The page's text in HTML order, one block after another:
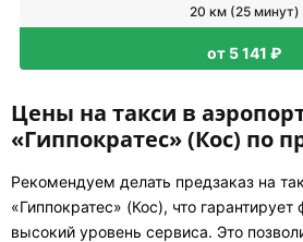
20 км (25 минут)
от 5 141 ₽
Цены на такси в
«Гиппократес» (Кос) по
Рекомендуем делать предзаказ на
«Гиппократес» (Кос), что
высокий уровень сервиса. Это